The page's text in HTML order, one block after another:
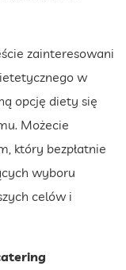
zainteresowani
w
opcję diety się
Możecie
który bezpłatnie
wyboru
celów i